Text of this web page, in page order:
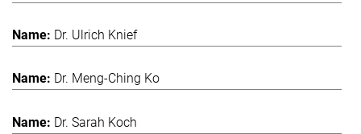
Dr. Ulrich Knief
Dr. Meng-Ching Ko
Dr. Sarah Koch